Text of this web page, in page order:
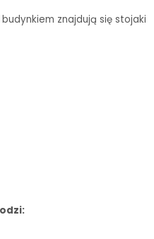
znajdują się stojaki